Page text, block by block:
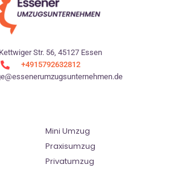
Kettwiger Str. 56, 45127 Essen
+4915792632812
Mini Umzug
Praxisumzug
Privatumzug